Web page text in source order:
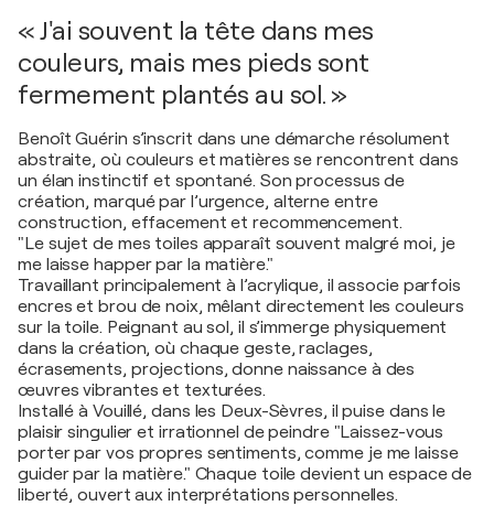
« J'ai souvent la tête dans mes
couleurs, mais mes pieds sont
fermement plantés au sol. »
Benoît Guérin s’inscrit dans une démarche résolument
abstraite, où couleurs et matières se rencontrent dans
un élan instinctif et spontané. Son processus de
création, marqué par l’urgence, alterne entre
construction, effacement et recommencement.
"Le sujet de mes toiles apparaît souvent malgré moi, je
me laisse happer par la matière."
Travaillant principalement à l’acrylique, il associe parfois
encres et brou de noix, mêlant directement les couleurs
sur la toile. Peignant au sol, il s’immerge physiquement
dans la création, où chaque geste, raclages,
écrasements, projections, donne naissance à des
œuvres vibrantes et texturées.
Installé à Vouillé, dans les Deux-Sèvres, il puise dans le
plaisir singulier et irrationnel de peindre "Laissez-vous
porter par vos propres sentiments, comme je me laisse
guider par la matière." Chaque toile devient un espace de
liberté, ouvert aux interprétations personnelles.